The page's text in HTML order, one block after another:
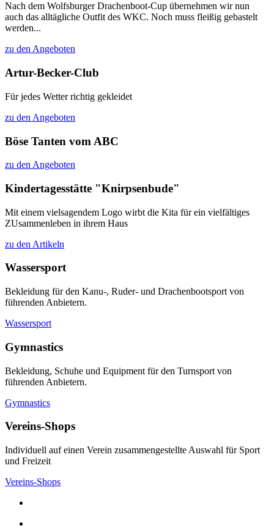
Nach dem Wolfsburger Drachenboot-Cup übernehmen wir nun
auch das alltägliche Outfit des WKC. Noch muss fleißig gebastelt
werden...
zu den Angeboten
Artur-Becker-Club
Für jedes Wetter richtig gekleidet
zu den Angeboten
Böse Tanten vom ABC
zu den Angeboten
Kindertagesstätte "Knirpsenbude"
Mit einem vielsagendem Logo wirbt die Kita für ein vielfältiges
ZUsammenleben in ihrem Haus
zu den Artikeln
Wassersport
Bekleidung für den Kanu-, Ruder- und Drachenbootsport von
führenden Anbietern.
Wassersport
Gymnastics
Bekleidung, Schuhe und Equipment für den Turnsport von
führenden Anbietern.
Gymnastics
Vereins-Shops
Individuell auf einen Verein zusammengestellte Auswahl für Sport
und Freizeit
Vereins-Shops